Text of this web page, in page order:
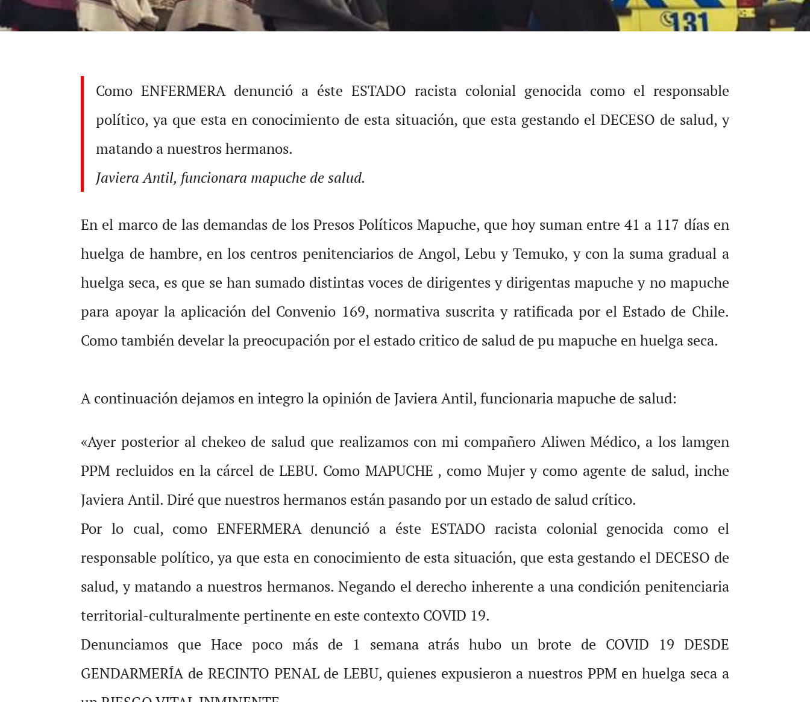
Como ENFERMERA denunció a éste ESTADO racista colonial genocida como el responsable
político, ya que esta en conocimiento de esta situación, que esta gestando el DECESO de salud, y
matando a nuestros hermanos.
Javiera Antil, funcionara mapuche de salud.
En el marco de las demandas de los Presos Políticos Mapuche, que hoy suman entre 41 a 117 días en
huelga de hambre, en los centros penitenciarios de Angol, Lebu y Temuko, y con la suma gradual a
huelga seca, es que se han sumado distintas voces de dirigentes y dirigentas mapuche y no mapuche
para apoyar la aplicación del Convenio 169, normativa suscrita y ratificada por el Estado de Chile.
Como también develar la preocupación por el estado critico de salud de pu mapuche en huelga seca.
A continuación dejamos en integro la opinión de Javiera Antil, funcionaria mapuche de salud:
«Ayer posterior al chekeo de salud que realizamos con mi compañero Aliwen Médico, a los lamgen
PPM recluidos en la cárcel de LEBU. Como MAPUCHE , como Mujer y como agente de salud, inche
Javiera Antil. Diré que nuestros hermanos están pasando por un estado de salud crítico.
Por lo cual, como ENFERMERA denunció a éste ESTADO racista colonial genocida como el
responsable político, ya que esta en conocimiento de esta situación, que esta gestando el DECESO de
salud, y matando a nuestros hermanos. Negando el derecho inherente a una condición penitenciaria
territorial-culturalmente pertinente en este contexto COVID 19.
Denunciamos que Hace poco más de 1 semana atrás hubo un brote de COVID 19 DESDE
GENDARMERÍA de RECINTO PENAL de LEBU, quienes expusieron a nuestros PPM en huelga seca a